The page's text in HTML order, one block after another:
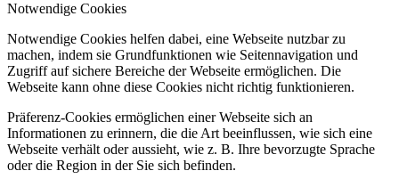
Notwendige Cookies
Notwendige Cookies helfen dabei, eine Webseite nutzbar zu
machen, indem sie Grundfunktionen wie Seitennavigation und
Zugriff auf sichere Bereiche der Webseite ermöglichen. Die
Webseite kann ohne diese Cookies nicht richtig funktionieren.
Präferenz-Cookies ermöglichen einer Webseite sich an
Informationen zu erinnern, die die Art beeinflussen, wie sich eine
Webseite verhält oder aussieht, wie z. B. Ihre bevorzugte Sprache
oder die Region in der Sie sich befinden.